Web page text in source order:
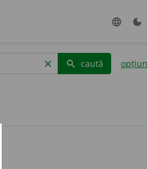
language dark_mode
clear search caută